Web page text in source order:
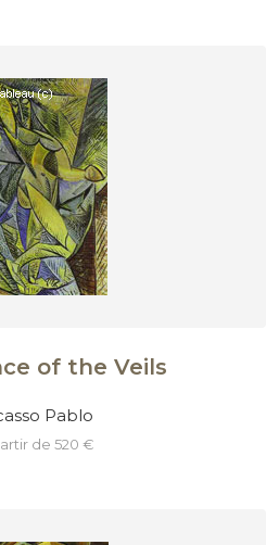
of the Veils
Pablo
partir de 520 €